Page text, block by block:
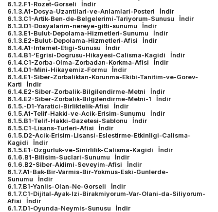
6.1.2.F1-Rozet-Gorseli
İndir
6.1.3.A1-Dosya-Uzantilari-ve-Anlamlari-Posteri
İndir
6.1.3.C1-Artik-Ben-de-Belgelerimi-Tariyorum-Sunusu
İndir
6.1.3.D1-Dosyalarim-nereye-gitti-sunumu
İndir
6.1.3.E1-Bulut-Depolama-Hizmetleri-Sunumu
İndir
6.1.3.E2-Bulut-Depolama-Hizmetleri-Afisi
İndir
6.1.4.A1-Internet-Etigi-Sunusu
İndir
6.1.4.B1-‘Egrisi-Dogrusu-Hikayesi-Calisma-Kagidi
İndir
6.1.4.C1-Zorba-Olma-Zorbadan-Korkma-Afisi
İndir
6.1.4.D1-Mini-Hikayemiz-Formu
İndir
6.1.4.E1-Siber-Zorbaliktan-Korunma-Ekibi-Tanitim-ve-Gorev-
Karti
İndir
6.1.4.E2-Siber-Zorbalik-Bilgilendirme-Metni
İndir
6.1.4.E2-Siber-Zorbalik-Bilgilendirme-Metni-1
İndir
6.1.5.-D1-Yaratici-Birliktelik-Afisi
İndir
6.1.5.A1-Telif-Hakki-ve-Acik-Erisim-Sunumu
İndir
6.1.5.B1-Telif-Hakki-Gazetesi-Sablonu
İndir
6.1.5.C1-Lisans-Turleri-Afisi
İndir
6.1.5.D2-Acik-Erisim-Lisansi-Eslestirme-Etkinligi-Calisma-
Kagidi
İndir
6.1.5.E1-Ozgurluk-ve-Sinirlilik-Calisma-Kagidi
İndir
6.1.6.B1-Bilisim-Suclari-Sunumu
İndir
6.1.6.B2-Siber-Aklimi-Seveyim-Afisi
İndir
6.1.7.A1-Bak-Bir-Varmis-Bir-Yokmus-Eski-Gunlerde-
Sunumu
İndir
6.1.7.B1-Yanlis-Olan-Ne-Gorseli
İndir
6.1.7.C1-Dijital-Ayak-Izi-Birakmiyorum-Var-Olani-da-Siliyorum-
Afisi
İndir
6.1.7.D1-Oyunda-Neymis-Sunusu
İndir